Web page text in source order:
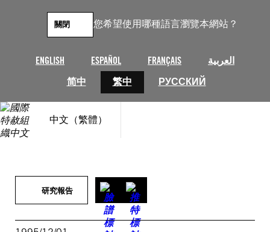
您希望使用哪種語言瀏覽本網站？
ENGLISH ESPAÑOL FRANÇAIS
العربية
简中
繁中 РУССКИЙ
關閉
中文（繁體）
研究報告